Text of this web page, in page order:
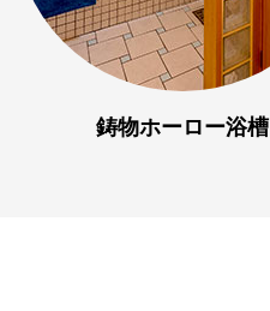
鋳物ホーロー浴槽